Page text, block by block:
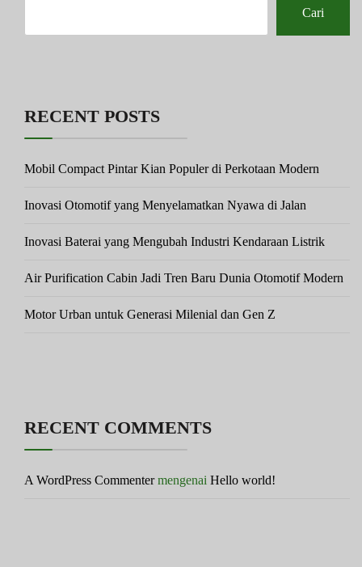
Cari
RECENT POSTS
Mobil Compact Pintar Kian Populer di Perkotaan Modern
Inovasi Otomotif yang Menyelamatkan Nyawa di Jalan
Inovasi Baterai yang Mengubah Industri Kendaraan Listrik
Air Purification Cabin Jadi Tren Baru Dunia Otomotif Modern
Motor Urban untuk Generasi Milenial dan Gen Z
RECENT COMMENTS
A WordPress Commentermengenai Hello world!